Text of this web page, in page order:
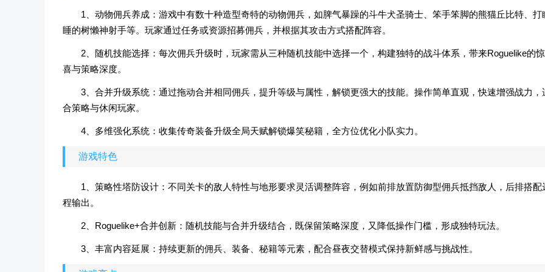
1、动物佣兵养成：游戏中有数十种造型奇特的动物佣兵，如脾气暴躁的斗牛犬圣骑士、笨手笨脚的熊猫丘比特、打
睡的树懒神射手等。玩家通过任务或资源招募佣兵，并根据其攻击方式搭配阵容。
2、随机技能选择：每次佣兵升级时，玩家需从三种随机技能中选择一个，构建独特的战斗体系，带来Roguelike的惊
喜与策略深度。
3、合并升级系统：通过拖动合并相同佣兵，提升等级与属性，解锁更强大的技能。操作简单直观，快速增强战力，
合策略与休闲玩家。
4、多维强化系统：收集传奇装备升级全局天赋解锁爆笑秘籍，全方位优化小队实力。
游戏特色
1、策略性塔防设计：不同关卡的敌人特性与地形要求灵活调整阵容，例如前排放置防御型佣兵抵挡敌人，后排搭配
程输出。
2、Roguelike+合并创新：随机技能与合并升级结合，既保留策略深度，又降低操作门槛，形成独特玩法。
3、丰富内容延展：持续更新的佣兵、装备、秘籍等元素，配合昼夜交替模式保持新鲜感与挑战性。